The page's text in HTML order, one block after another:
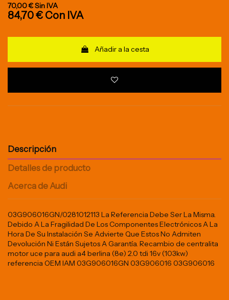
70,00 €Sin IVA
84,70 € Con IVA
Añadir a la cesta
Descripción
Detalles de producto
Acerca de Audi
03G906016GN/0281012113 La Referencia Debe Ser La Misma.
Debido A La Fragilidad De Los Componentes Electrónicos A La
Hora De Su Instalación Se Advierte Que Estos No Admiten
Devolución Ni Están Sujetos A Garantía. Recambio de centralita
motor uce para audi a4 berlina (8e) 2.0 tdi 16v (103kw)
referencia OEM IAM 03G906016GN 03G906016 03G906016